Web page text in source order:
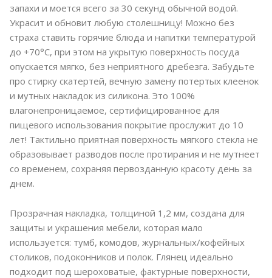
запахи и моется всего за 30 секунд обычной водой.
Украсит и обновит любую столешницу! Можно без
страха ставить горячие блюда и напитки температурой
до +70°C, при этом на укрытую поверхность посуда
опускается мягко, без неприятного дребезга. Забудьте
про стирку скатертей, вечную замену потертых клеенок
и мутных накладок из силикона. Это 100%
влагонепроницаемое, сертифицированное для
пищевого использования покрытие прослужит до 10
лет! Тактильно приятная поверхность мягкого стекла не
образовывает разводов после протирания и не мутнеет
со временем, сохраняя первозданную красоту день за
днем.
Прозрачная накладка, толщиной 1,2 мм, создана для
защиты и украшения мебели, которая мало
используется: тумб, комодов, журнальных/кофейных
столиков, подоконников и полок. Глянец идеально
подходит под шероховатые, фактурные поверхности,